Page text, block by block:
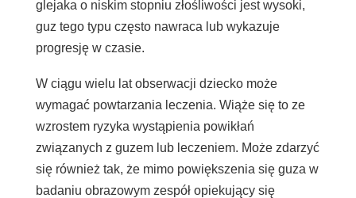
glejaka o niskim stopniu złośliwości jest wysoki,
guz tego typu często nawraca lub wykazuje
progresję w czasie.
W ciągu wielu lat obserwacji dziecko może
wymagać powtarzania leczenia. Wiąże się to ze
wzrostem ryzyka wystąpienia powikłań
związanych z guzem lub leczeniem. Może zdarzyć
się również tak, że mimo powiększenia się guza w
badaniu obrazowym zespół opiekujący się